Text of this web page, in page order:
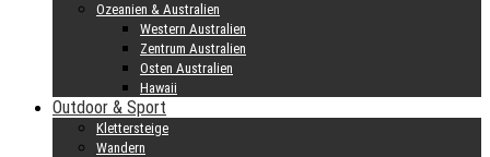
Ozeanien & Australien
Western Australien
Zentrum Australien
Osten Australien
Hawaii
Outdoor & Sport
Klettersteige
Wandern